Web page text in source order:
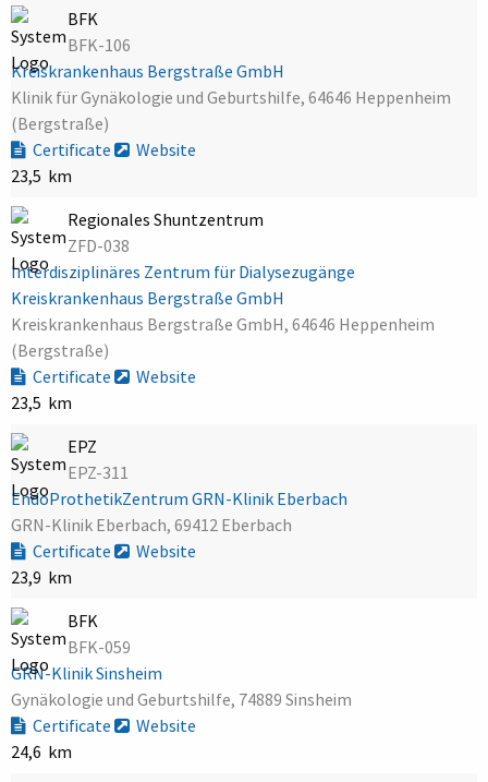
BFK
BFK-106
Kreiskrankenhaus Bergstraße GmbH
Klinik für Gynäkologie und Geburtshilfe, 64646 Heppenheim
(Bergstraße)
Certificate
Website
23,5 km
Regionales Shuntzentrum
ZFD-038
Interdisziplinäres Zentrum für Dialysezugänge
Kreiskrankenhaus Bergstraße GmbH
Kreiskrankenhaus Bergstraße GmbH, 64646 Heppenheim
(Bergstraße)
Certificate
Website
23,5 km
EPZ
EPZ-311
EndoProthetikZentrum GRN-Klinik Eberbach
GRN-Klinik Eberbach, 69412 Eberbach
Certificate
Website
23,9 km
BFK
BFK-059
GRN-Klinik Sinsheim
Gynäkologie und Geburtshilfe, 74889 Sinsheim
Certificate
Website
24,6 km